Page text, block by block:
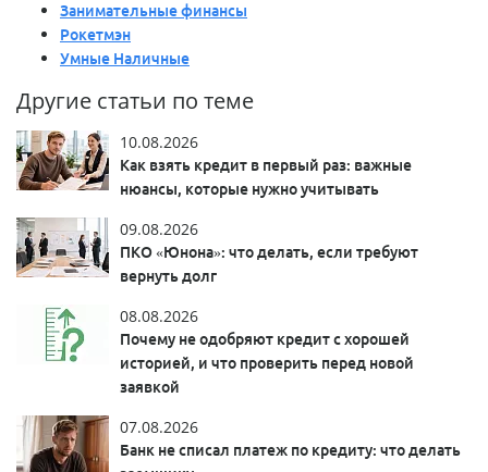
Занимательные финансы
Рокетмэн
Умные Наличные
Другие статьи по теме
10.08.2026
Как взять кредит в первый раз: важные
нюансы, которые нужно учитывать
09.08.2026
ПКО «Юнона»: что делать, если требуют
вернуть долг
08.08.2026
Почему не одобряют кредит с хорошей
историей, и что проверить перед новой
заявкой
07.08.2026
Банк не списал платеж по кредиту: что делать